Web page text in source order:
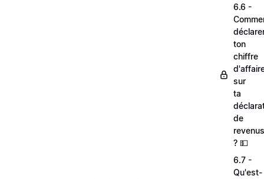
6.6 -
ton
chiffre
sur
ta
de
revenus
? 💵
6.7 -
Qu'est-